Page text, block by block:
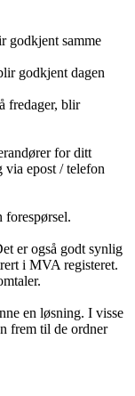
godkjent samme
godkjent dagen
fredager, blir
for ditt
via epost / telefon
forespørsel.
er også godt synlig
i MVA registeret.
en løsning. I visse
frem til de ordner